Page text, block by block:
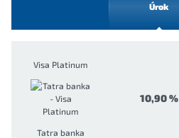
Úrok
Visa Platinum
Tatra banka
10,90 %